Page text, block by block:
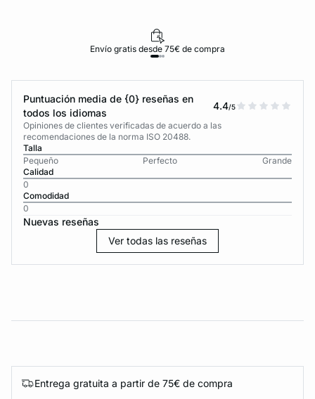
Envío gratis desde 75€ de compra
Puntuación media de {0} reseñas en
todos los idiomas
4.4/5
Opiniones de clientes verificadas de acuerdo a las
recomendaciones de la norma ISO 20488.
Talla
Pequeño
Perfecto
Grande
Calidad
0
Comodidad
0
Nuevas reseñas
Ver todas las reseñas
Entrega gratuita a partir de 75€ de compra